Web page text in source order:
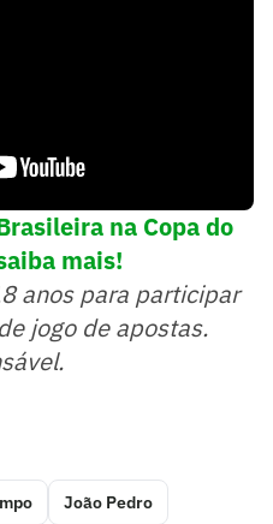
na Copa do
mais!
anos para participar
jogo de apostas.
João Pedro